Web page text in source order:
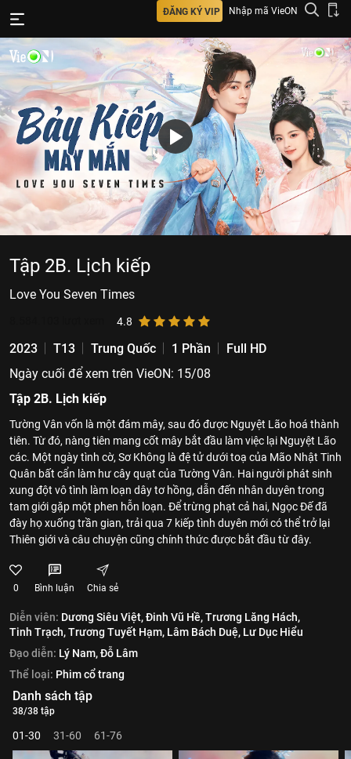
ĐĂNG KÝ VIP Nhập mã VieON
Tập 2B. Lịch kiếp
Love You Seven Times
4.8
2023 T13 Trung Quốc 1 Phần
Full HD
Ngày cuối để xem trên VieON: 15/08
Tập 2B. Lịch kiếp
Tường Vân vốn là một đám mây, sau đó được Nguyệt Lão hoá thành
tiên. Từ đó, nàng tiên mang cốt mây bắt đầu làm việc lại Nguyệt Lão
các. Một ngày tình cờ, Sơ Không là đệ tử dưới toạ của Mão Nhật Tinh
Quân bất cẩn làm hư cây quạt của Tường Vân. Hai người phát sinh
xung đột vô tình làm loạn dây tơ hồng, dẫn đến nhân duyên trong
tam giới gặp một phen hỗn loạn. Để trừng phạt cả hai, Ngọc Đế đã
đày họ xuống trần gian, trải qua 7 kiếp tình duyên mới có thể trở lại
Thiên giới và câu chuyện cũng chính thức được bắt đầu từ đây.
0 Bình luận Chia sẻ
Diễn viên: Dương Siêu Việt,Đinh Vũ Hề,Trương Lăng Hách,
Tinh Trạch,Trương Tuyết Hạm, Lâm Bách Duệ, Lư Dục Hiểu
Đạo diễn: Lý Nam,Đỗ Lâm
Thể loại: Phim cổ trang
Danh sách tập
38/38 tập
01-30 31-60 61-76